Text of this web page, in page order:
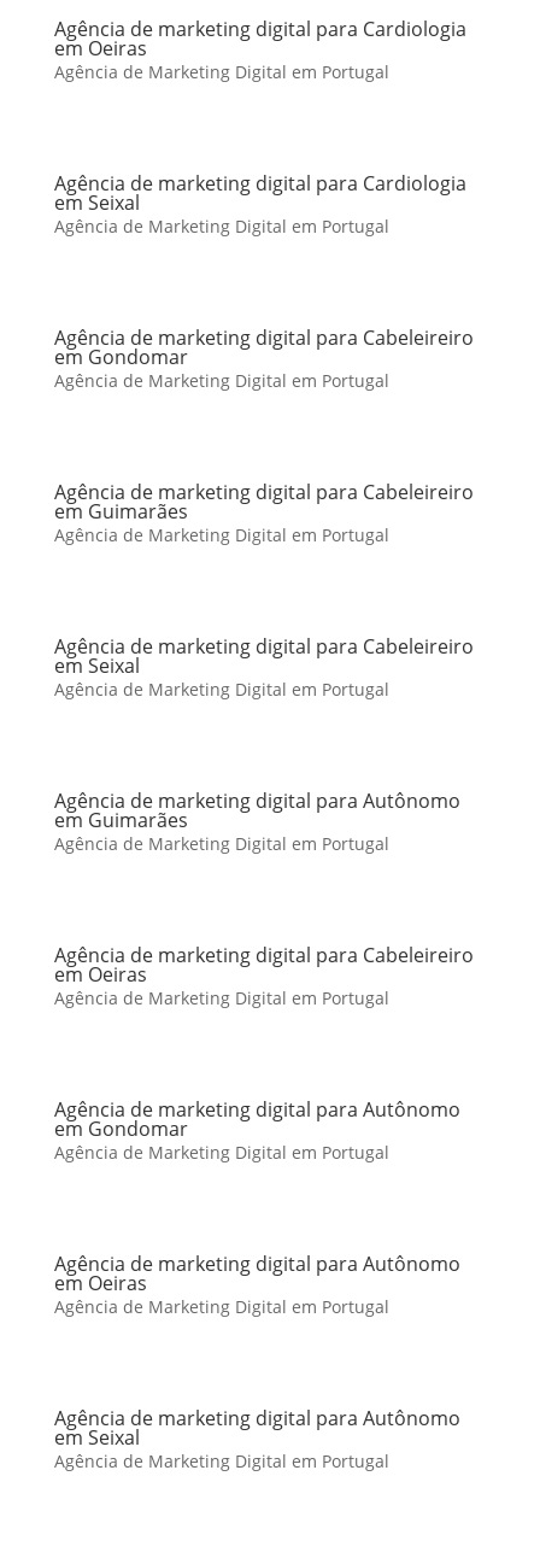
Agência de marketing digital para Cardiologia
em Oeiras
Agência de Marketing Digital em Portugal
Agência de marketing digital para Cardiologia
em Seixal
Agência de Marketing Digital em Portugal
Agência de marketing digital para Cabeleireiro
em Gondomar
Agência de Marketing Digital em Portugal
Agência de marketing digital para Cabeleireiro
em Guimarães
Agência de Marketing Digital em Portugal
Agência de marketing digital para Cabeleireiro
em Seixal
Agência de Marketing Digital em Portugal
Agência de marketing digital para Autônomo
em Guimarães
Agência de Marketing Digital em Portugal
Agência de marketing digital para Cabeleireiro
em Oeiras
Agência de Marketing Digital em Portugal
Agência de marketing digital para Autônomo
em Gondomar
Agência de Marketing Digital em Portugal
Agência de marketing digital para Autônomo
em Oeiras
Agência de Marketing Digital em Portugal
Agência de marketing digital para Autônomo
em Seixal
Agência de Marketing Digital em Portugal